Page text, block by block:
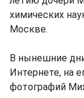
химических
Москве.
В нынешние
Интернете, на
фотографий